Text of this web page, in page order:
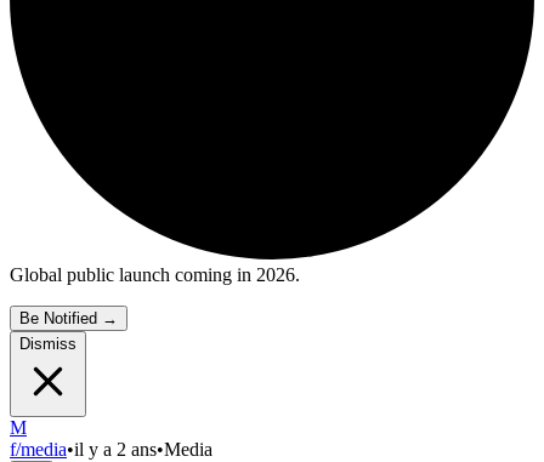
Global public launch coming in 2026.
Be Notified →
Dismiss
M
f/media•il y a 2 ans•Media